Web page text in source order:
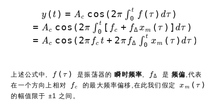
y(t) = A_c\cos(2\pi
= A_c\cos(2\pi \int_0^t
= A_c\cos(2\pi f_ct + 2\pi
y ( t ) = Ac cos ( 2π ∫0
t
f (τ ) dτ )
= Ac cos ( 2π ∫0
t [ fc + fΔ xm (τ ) ] dτ )
= Ac cos ( 2π fc t + 2π fΔ ∫0
t
xm ( τ )dτ )
上述公式中, f(\tau)
f ( τ ) 是振荡器的瞬时频率, f_\Delta
fΔ 是频偏 ,代表
在一个方向上相对
f_c
fc 的最大频率偏移,在此我们假定 x m ( τ )
的幅值限于 ±1 之间。